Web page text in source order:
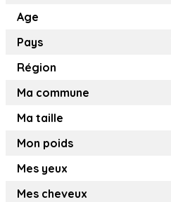
Age
Pays
Région
Ma commune
Ma taille
Mon poids
Mes yeux
Mes cheveux